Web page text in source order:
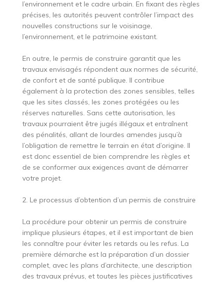
l’environnement et le cadre urbain. En fixant des règles
précises, les autorités peuvent contrôler l’impact des
nouvelles constructions sur le voisinage,
l’environnement, et le patrimoine existant.
En outre, le permis de construire garantit que les
travaux envisagés répondent aux normes de sécurité,
de confort et de santé publique. Il contribue
également à la protection des zones sensibles, telles
que les sites classés, les zones protégées ou les
réserves naturelles. Sans cette autorisation, les
travaux pourraient être jugés illégaux et entraînent
des pénalités, allant de lourdes amendes jusqu’à
l’obligation de remettre le terrain en état d’origine. Il
est donc essentiel de bien comprendre les règles et
de se conformer aux exigences avant de démarrer
votre projet.
2. Le processus d’obtention d’un permis de construire
La procédure pour obtenir un permis de construire
implique plusieurs étapes, et il est important de bien
les connaître pour éviter les retards ou les refus. La
première démarche est la préparation d’un dossier
complet, avec les plans d’architecte, une description
des travaux prévus, et toutes les pièces justificatives